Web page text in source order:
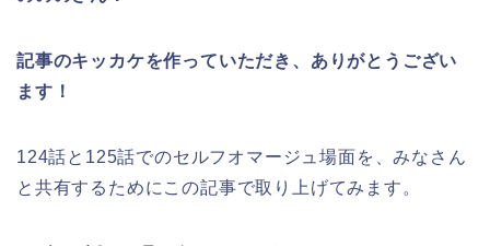
記事のキッカケを作っていただき、ありがとうござい
ます！
124話と125話でのセルフオマージュ場面を、みなさん
と共有するためにこの記事で取り上げてみます。